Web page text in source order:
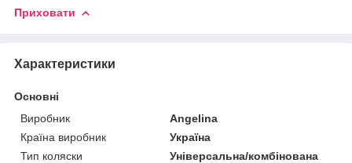
Приховати
Характеристики
Основні
Виробник
Angelina
Країна виробник
Україна
Тип коляски
Універсальна/комбінована